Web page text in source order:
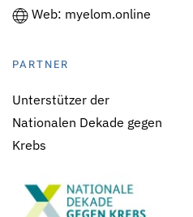
Web: myelom.online
PARTNER
Unterstützer der
Nationalen Dekade gegen
Krebs